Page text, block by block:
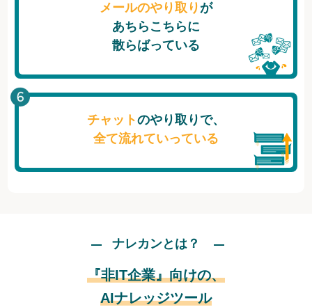
メールのやり取り が
あちらこちらに
散らばっている
チャットのやり取りで、
全て流れていっている
ナレカンとは？
『非IT企業』向けの、
AIナレッジツール